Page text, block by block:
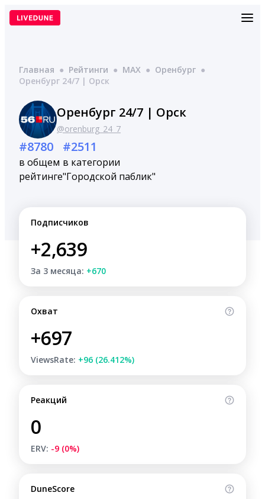
Перейти
Главная ● Рейтинги ● MAX ● Оренбург ●
Оренбург 24/7 | Орск
Оренбург 24/7 | Орск
@orenburg_24_7
#8780
в общем
рейтинге
#2511
в категории
"Городской паблик"
Подписчиков
+2,639
За 3 месяца: +670
Охват
+697
ViewsRate: +96 (26.412%)
Реакций
0
ERV: -9 (0%)
DuneScore